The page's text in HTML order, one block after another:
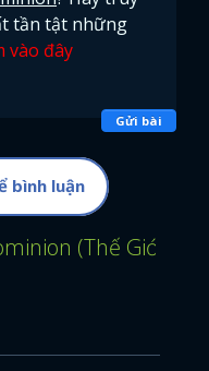
tần tật những
vào đây
Gửi bài
bình luận
(Thế Giới